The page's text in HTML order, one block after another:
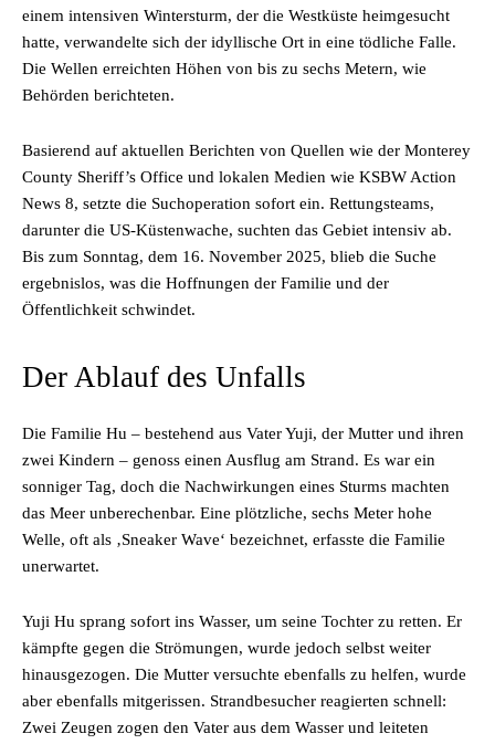
einem intensiven Wintersturm, der die Westküste heimgesucht
hatte, verwandelte sich der idyllische Ort in eine tödliche Falle.
Die Wellen erreichten Höhen von bis zu sechs Metern, wie
Behörden berichteten.
Basierend auf aktuellen Berichten von Quellen wie der Monterey
County Sheriff’s Office und lokalen Medien wie KSBW Action
News 8, setzte die Suchoperation sofort ein. Rettungsteams,
darunter die US-Küstenwache, suchten das Gebiet intensiv ab.
Bis zum Sonntag, dem 16. November 2025, blieb die Suche
ergebnislos, was die Hoffnungen der Familie und der
Öffentlichkeit schwindet.
Der Ablauf des Unfalls
Die Familie Hu – bestehend aus Vater Yuji, der Mutter und ihren
zwei Kindern – genoss einen Ausflug am Strand. Es war ein
sonniger Tag, doch die Nachwirkungen eines Sturms machten
das Meer unberechenbar. Eine plötzliche, sechs Meter hohe
Welle, oft als ‚Sneaker Wave‘ bezeichnet, erfasste die Familie
unerwartet.
Yuji Hu sprang sofort ins Wasser, um seine Tochter zu retten. Er
kämpfte gegen die Strömungen, wurde jedoch selbst weiter
hinausgezogen. Die Mutter versuchte ebenfalls zu helfen, wurde
aber ebenfalls mitgerissen. Strandbesucher reagierten schnell:
Zwei Zeugen zogen den Vater aus dem Wasser und leiteten